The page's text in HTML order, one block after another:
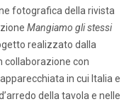
fotografica della rivista
Mangiamo gli stessi
realizzato dalla
collaborazione con
in cui Italia e
della tavola e nelle